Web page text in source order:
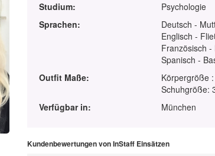
Studium:
Psychologie
Sprachen:
Deutsch -
Englisch -
Französisch
Spanisch -
Outfit Maße:
Körpergröße
Schuhgröße:
Verfügbar in:
München
Kundenbewertungen von InStaff Einsätzen